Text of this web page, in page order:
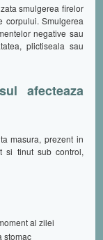
smulgerea firelor
corpului. Smulgerea
negative sau
plictiseala sau
afecteaza
masura, prezent in
si tinut sub control,
al zilei
stomac